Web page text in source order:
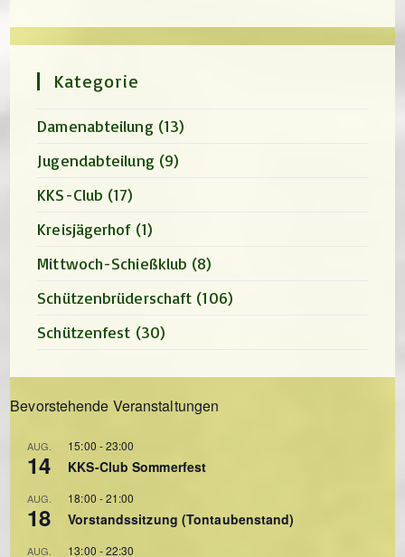
Kategorie
Damenabteilung (13)
Jugendabteilung (9)
KKS-Club (17)
Kreisjägerhof (1)
Mittwoch-Schießklub (8)
Schützenbrüderschaft (106)
Schützenfest (30)
Bevorstehende Veranstaltungen
AUG.
14
15:00 -23:00
KKS-Club Sommerfest
AUG.
18
18:00 -21:00
Vorstandssitzung (Tontaubenstand)
AUG. 13:00 -22:30